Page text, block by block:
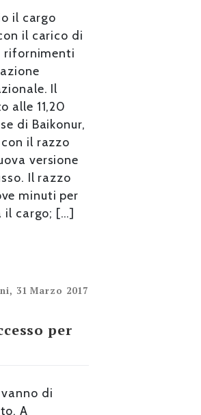
il cargo
il carico di
rifornimenti
Il
alle 11,20
di Baikonur,
il razzo
versione
Il razzo
minuti per
il cargo; […]
, 31 Marzo 2017
per
di
A